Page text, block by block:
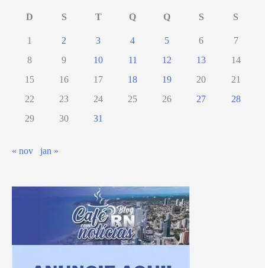
D S T Q Q S S
1 2 3 4 5 6
7
8
9 10 11 12 13
14
15
16 17 18 19 20
21
22
23 24 25 26 27
28
29
30 31
« nov jan »